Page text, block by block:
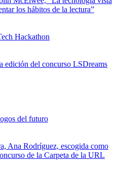
los hábitos de la lectura”
Hackathon
edición del concurso LSDreams
del futuro
Ana Rodríguez, escogida como
de la Carpeta de la URL